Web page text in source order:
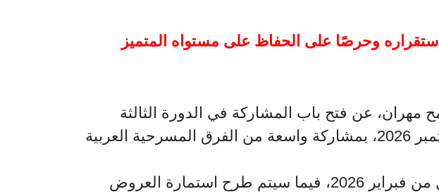
وحرصًا على الحفاظ على مستواه المتميز
مهران، عن فتح باب المشاركة في الدورة الثالثة
والثلاثين من المهرجان، والمقرر إقامتها خلال الفترة من 1 إلى 8 سبتمبر 2026، بمشاركة واسعة من الفرق المسرحية العربية
وأوضح بيان المهرجان أن آخر موعد لتلقي طلبات المشاركة هو الأول من فبراير 2026، فيما سيتم طرح استمارة العروض